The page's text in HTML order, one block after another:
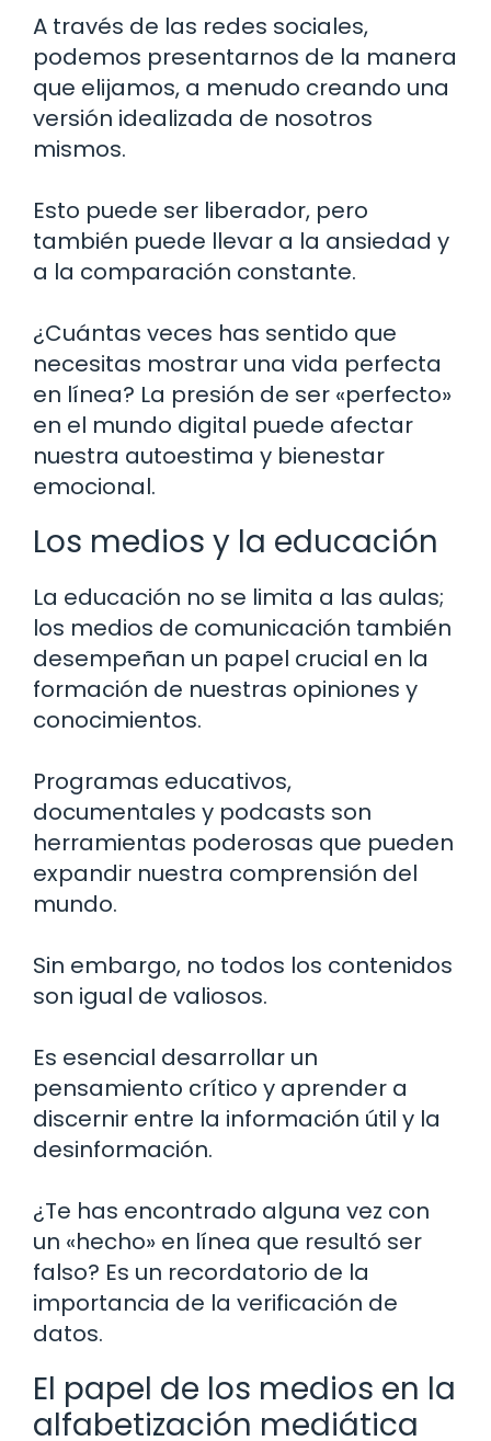
A través de las redes sociales,
podemos presentarnos de la manera
que elijamos, a menudo creando una
versión idealizada de nosotros
mismos.
Esto puede ser liberador, pero
también puede llevar a la ansiedad y
a la comparación constante.
¿Cuántas veces has sentido que
necesitas mostrar una vida perfecta
en línea? La presión de ser «perfecto»
en el mundo digital puede afectar
nuestra autoestima y bienestar
emocional.
Los medios y la educación
La educación no se limita a las aulas;
los medios de comunicación también
desempeñan un papel crucial en la
formación de nuestras opiniones y
conocimientos.
Programas educativos,
documentales y podcasts son
herramientas poderosas que pueden
expandir nuestra comprensión del
mundo.
Sin embargo, no todos los contenidos
son igual de valiosos.
Es esencial desarrollar un
pensamiento crítico y aprender a
discernir entre la información útil y la
desinformación.
¿Te has encontrado alguna vez con
un «hecho» en línea que resultó ser
falso? Es un recordatorio de la
importancia de la verificación de
datos.
El papel de los medios en la
alfabetización mediática